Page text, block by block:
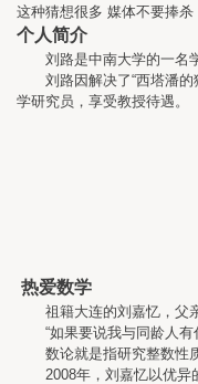
这种猜想很多 媒体不要捧杀
个人简介
刘路是中南大学的一名学
刘路因解决了“西塔潘的
学研究员，享受教授待遇。
热爱数学
祖籍大连的刘嘉忆，父亲
“如果要说我与同龄人有
数论就是指研究整数性质
2008年，刘嘉忆以优异的